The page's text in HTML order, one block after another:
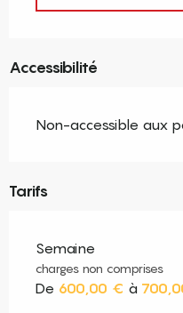
Accessibilité
Non-accessible aux
Tarifs
Semaine
charges non comprises
De 600,00 € à